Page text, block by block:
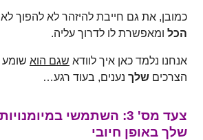
כמובן, את גם חייבת להיזהר לא להפוך
הכל ומאפשרת לו לדרוך עליה.
אנחנו נלמד כאן איך לוודא שגם הוא שומע
הצרכיםשלך נענים, בעוד רגע…
צעד מס' 3: השתמשי
שלך באופן חיובי